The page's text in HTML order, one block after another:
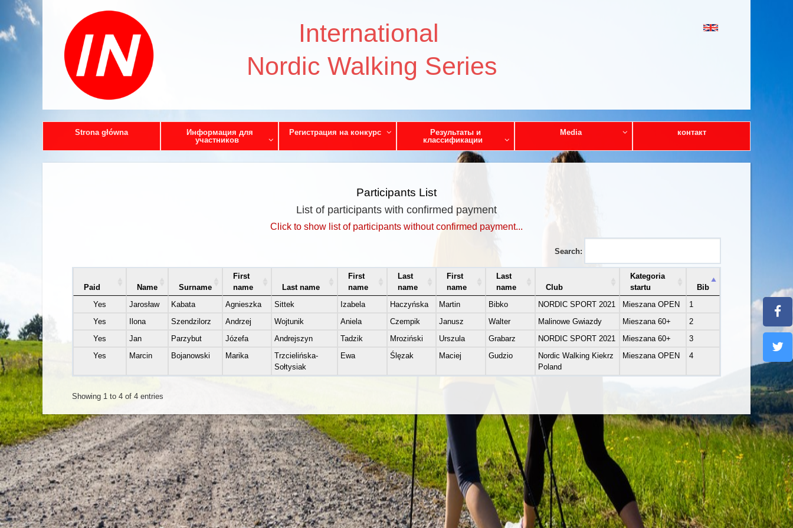
International
Nordic Walking Series
Strona główna
Информация для
участников
Регистрация на конкурс
Результаты и
классификации
Media контакт
Participants List
List of participants with confirmed payment
Click to show list of participants without confirmed payment...
Search:
Paid Name Surname
First
name
Last name
First
name
Last
name
First
name
Last
name
Club
Kategoria
startu
Bib
Yes
Jarosław Kabata Agnieszka Sittek Izabela Haczyńska Martin Bibko NORDIC SPORT 2021 Mieszana OPEN
1
Yes
Ilona Szendzilorz Andrzej Wojtunik Aniela Czempik Janusz Walter Malinowe Gwiazdy Mieszana 60+
2
Yes
Jan Parzybut Józefa Andrejszyn Tadzik Mroziński Urszula Grabarz NORDIC SPORT 2021 Mieszana 60+
3
Yes
Marcin Bojanowski Marika
Trzcielińska-
Sołtysiak
Ewa Ślęzak Maciej Gudzio
Nordic Walking Kiekrz
Poland
Mieszana OPEN 4
Showing 1 to 4 of 4 entries